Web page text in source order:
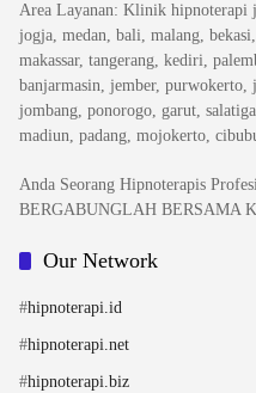
Area Layanan: Klinik hipnoterapi
jogja, medan, bali, malang,
makassar, tangerang, kediri,
banjarmasin, jember, purwokerto,
jombang, ponorogo, garut,
madiun, padang, mojokerto,
Anda Seorang Hipnoterapis
BERGABUNGLAH BERSAMA
Our Network
#hipnoterapi.id
#hipnoterapi.net
#hipnoterapi.biz